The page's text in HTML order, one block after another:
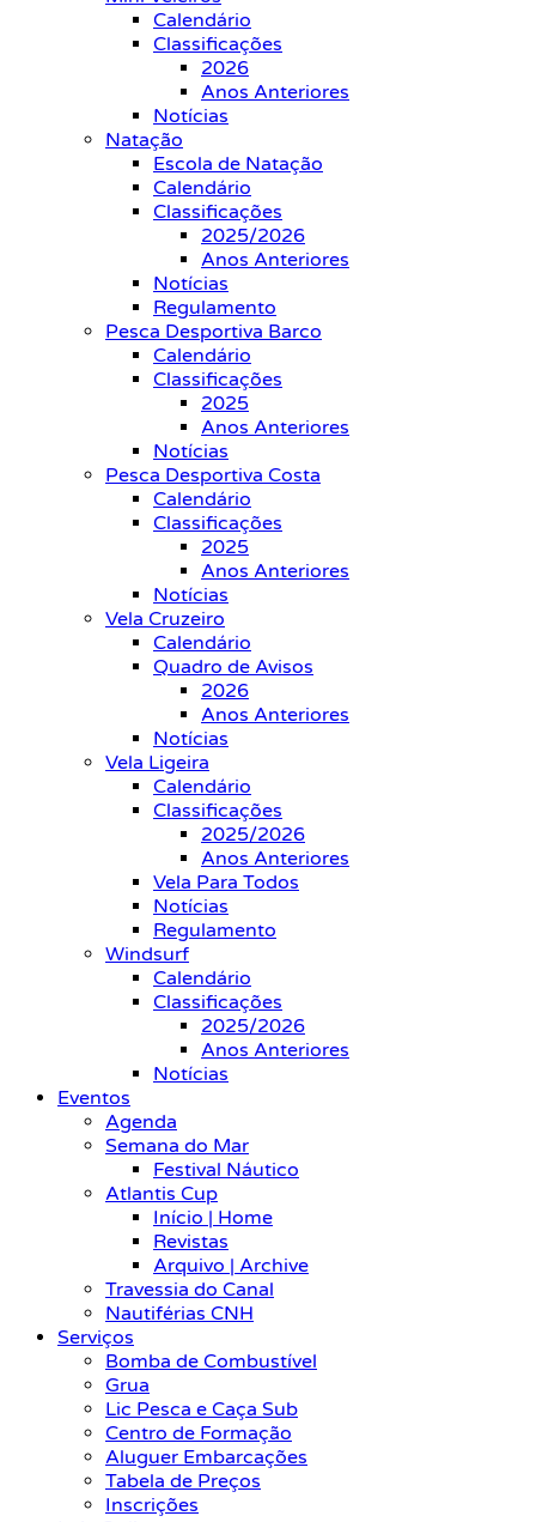
Calendário
Classificações
2026
Anos Anteriores
Notícias
Natação
Escola de Natação
Calendário
Classificações
2025/2026
Anos Anteriores
Notícias
Regulamento
Pesca Desportiva Barco
Calendário
Classificações
2025
Anos Anteriores
Notícias
Pesca Desportiva Costa
Calendário
Classificações
2025
Anos Anteriores
Notícias
Vela Cruzeiro
Calendário
Quadro de Avisos
2026
Anos Anteriores
Notícias
Vela Ligeira
Calendário
Classificações
2025/2026
Anos Anteriores
Vela Para Todos
Notícias
Regulamento
Windsurf
Calendário
Classificações
2025/2026
Anos Anteriores
Notícias
Eventos
Agenda
Semana do Mar
Festival Náutico
Atlantis Cup
Início | Home
Revistas
Arquivo | Archive
Travessia do Canal
Nautiférias CNH
Serviços
Bomba de Combustível
Grua
Lic Pesca e Caça Sub
Centro de Formação
Aluguer Embarcações
Tabela de Preços
Inscrições